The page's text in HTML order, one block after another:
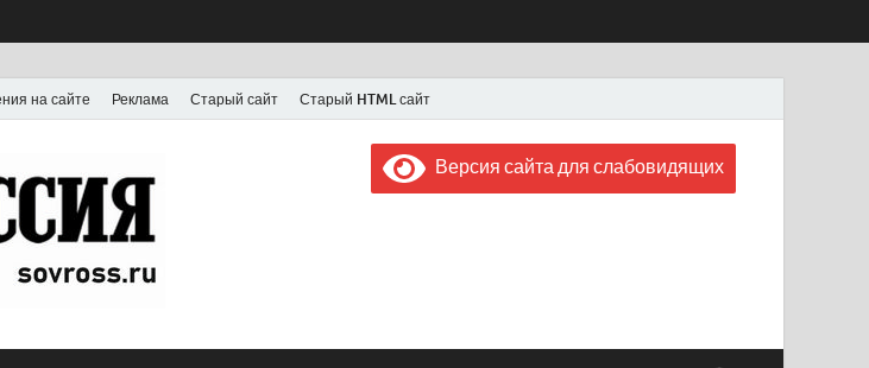
на сайте Реклама Старый сайт Старый HTML сайт
Газета "Советская Россия"
Выпускается с июля 1956 года
Версия сайта для слабовидящих